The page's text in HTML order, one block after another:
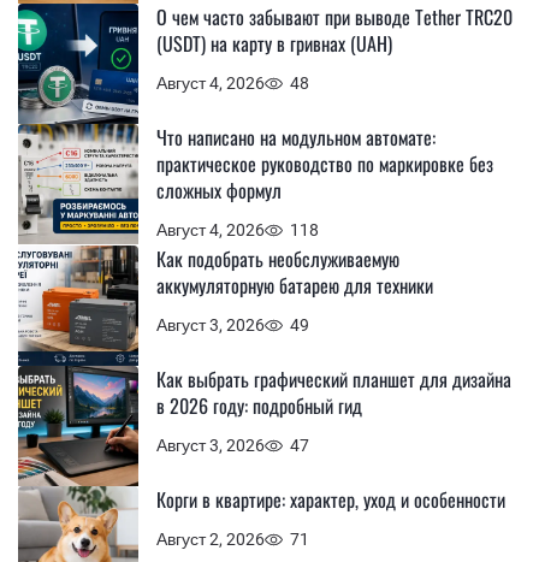
Август 4, 2026 48
О чем часто забывают при выводе Tether TRC20
(USDT) на карту в гривнах (UAH)
Август 4, 2026 118
Что написано на модульном автомате:
практическое руководство по маркировке без
сложных формул
Август 3, 2026 49
Как подобрать необслуживаемую
аккумуляторную батарею для техники
Август 3, 2026 47
Как выбрать графический планшет для дизайна
в 2026 году: подробный гид
Август 2, 2026 71
Корги в квартире: характер, уход и особенности